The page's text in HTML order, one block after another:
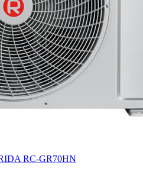
RC-GR70HN